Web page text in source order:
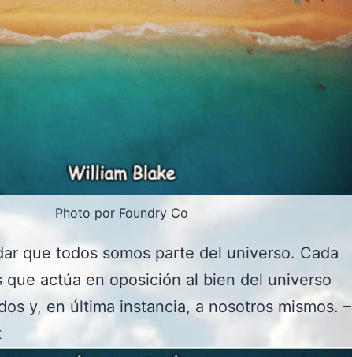
Photo por Foundry Co
que todos somos parte del universo. Cada
que actúa en oposición al bien del universo
y, en última instancia, a nosotros mismos. –